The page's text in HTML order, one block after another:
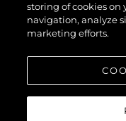
Estilo De Vida
Historia
storing of cookies on
navigation, analyze
marketing efforts.